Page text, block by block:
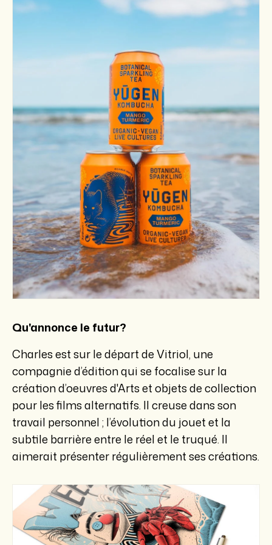
Qu'annonce le futur?
Charles est sur le départ de Vitriol, une
compagnie d’édition qui se focalise sur la
création d’oeuvres d'Arts et objets de collection
pour les films alternatifs. Il creuse dans son
travail personnel ; l’évolution du jouet et la
subtile barrière entre le réel et le truqué. Il
aimerait présenter régulièrement ses créations.